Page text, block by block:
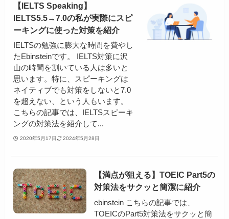
【IELTS Speaking】
IELTS5.5→7.0の私が実際にスピ
ーキングに使った対策を紹介
IELTSの勉強に膨大な時間を費やし
たEbinsteinです。 IELTS対策に沢
山の時間を割いている人は多いと
思います。特に、スピーキングは
ネイティブでも対策をしないと7.0
を超えない、という人もいます。
こちらの記事では、IELTSスピーキ
ングの対策法を紹介して...
2020年5月17日 2024年5月28日
【満点が狙える】TOEIC Part5の
対策法をサクッと簡潔に紹介
ebinstein こちらの記事では、
TOEICのPart5対策法をサクッと簡